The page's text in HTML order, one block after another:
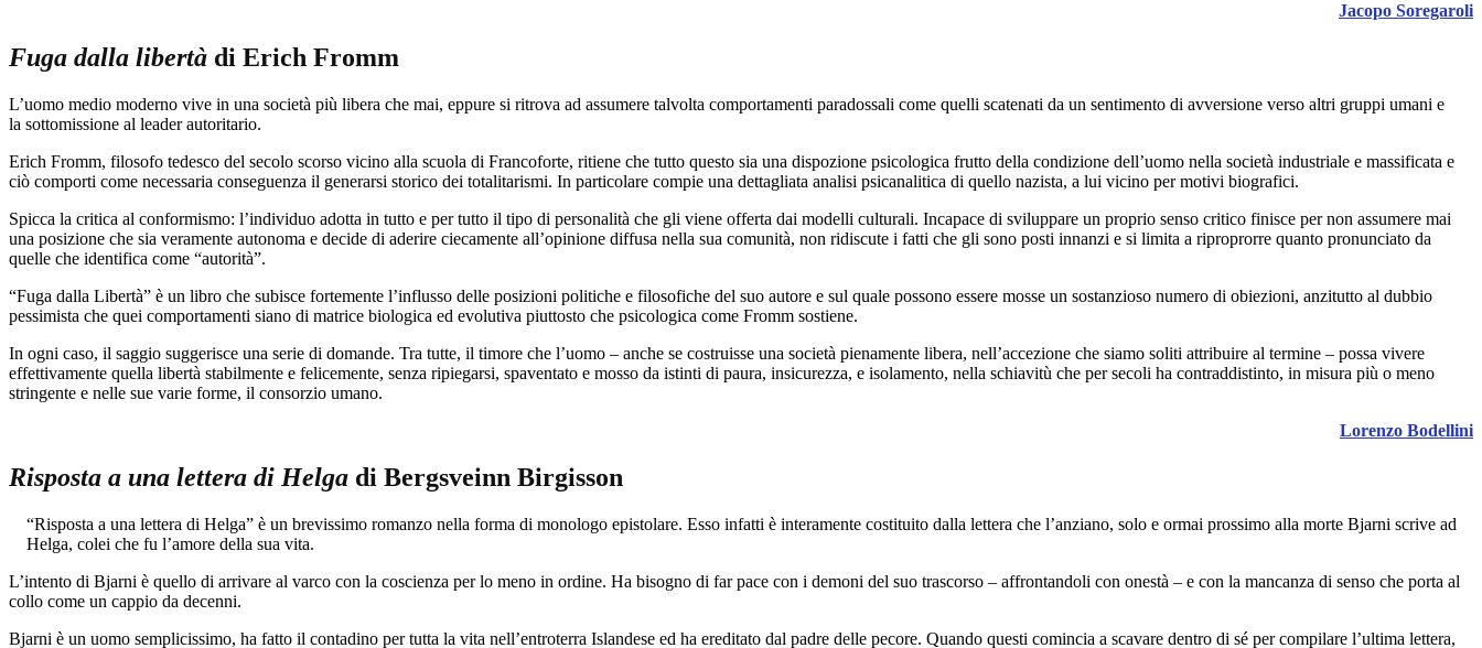
Jacopo Soregaroli
Fuga dalla libertà di Erich Fromm
L’uomo medio moderno vive in una società più libera che mai, eppure si ritrova ad assumere talvolta comportamenti paradossali come quelli scatenati da un sentimento di avversione verso altri gruppi umani e
la sottomissione al leader autoritario.
Erich Fromm, filosofo tedesco del secolo scorso vicino alla scuola di Francoforte, ritiene che tutto questo sia una dispozione psicologica frutto della condizione dell’uomo nella società industriale e massificata e
ciò comporti come necessaria conseguenza il generarsi storico dei totalitarismi. In particolare compie una dettagliata analisi psicanalitica di quello nazista, a lui vicino per motivi biografici.
Spicca la critica al conformismo: l’individuo adotta in tutto e per tutto il tipo di personalità che gli viene offerta dai modelli culturali. Incapace di sviluppare un proprio senso critico finisce per non assumere mai
una posizione che sia veramente autonoma e decide di aderire ciecamente all’opinione diffusa nella sua comunità, non ridiscute i fatti che gli sono posti innanzi e si limita a riproprorre quanto pronunciato da
quelle che identifica come “autorità”.
“Fuga dalla Libertà” è un libro che subisce fortemente l’influsso delle posizioni politiche e filosofiche del suo autore e sul quale possono essere mosse un sostanzioso numero di obiezioni, anzitutto al dubbio
pessimista che quei comportamenti siano di matrice biologica ed evolutiva piuttosto che psicologica come Fromm sostiene.
In ogni caso, il saggio suggerisce una serie di domande. Tra tutte, il timore che l’uomo – anche se costruisse una società pienamente libera, nell’accezione che siamo soliti attribuire al termine – possa vivere
effettivamente quella libertà stabilmente e felicemente, senza ripiegarsi, spaventato e mosso da istinti di paura, insicurezza, e isolamento, nella schiavitù che per secoli ha contraddistinto, in misura più o meno
stringente e nelle sue varie forme, il consorzio umano.
Lorenzo Bodellini
Risposta a una lettera di Helga di Bergsveinn Birgisson
“Risposta a una lettera di Helga” è un brevissimo romanzo nella forma di monologo epistolare. Esso infatti è interamente costituito dalla lettera che l’anziano, solo e ormai prossimo alla morte Bjarni scrive ad
Helga, colei che fu l’amore della sua vita.
L’intento di Bjarni è quello di arrivare al varco con la coscienza per lo meno in ordine. Ha bisogno di far pace con i demoni del suo trascorso – affrontandoli con onestà – e con la mancanza di senso che porta al
collo come un cappio da decenni.
Bjarni è un uomo semplicissimo, ha fatto il contadino per tutta la vita nell’entroterra Islandese ed ha ereditato dal padre delle pecore. Quando questi comincia a scavare dentro di sé per compilare l’ultima lettera,